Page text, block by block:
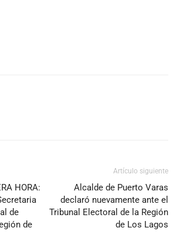
HORA:
de
de
Artículo siguiente
Alcalde de Puerto Varas
declaró nuevamente ante el
Tribunal Electoral de la Región
de Los Lagos